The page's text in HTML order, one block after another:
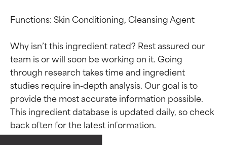
Functions: Skin Conditioning, Cleansing Agent
Why isn’t this ingredient rated? Rest assured our
team is or will soon be working on it. Going
through research takes time and ingredient
studies require in-depth analysis. Our goal is to
provide the most accurate information possible.
This ingredient database is updated daily, so check
Calificaciones de
ingredientes
Calificaciones de
ingredientes